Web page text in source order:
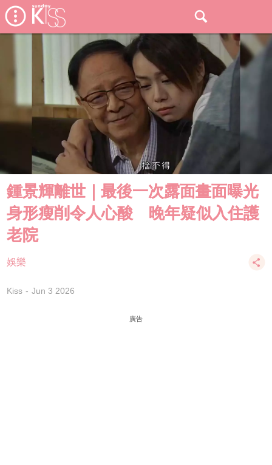
鍾景輝離世｜最後一次露面畫面曝光
身形瘦削令人心酸 晚年疑似入住護
老院
娛樂
Kiss Jun 3 2026
廣告